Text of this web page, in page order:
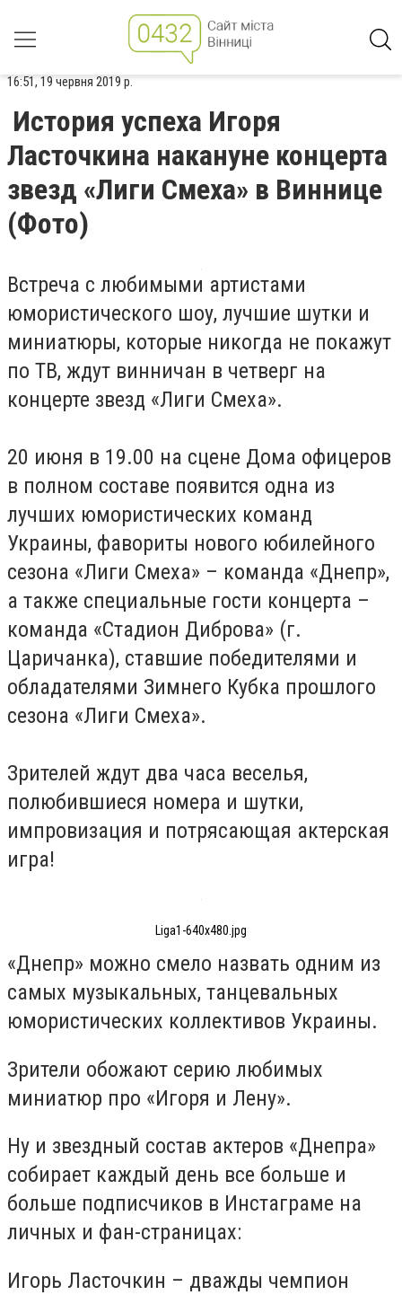
16:51, 19 червня 2019 р.
История успеха Игоря
Ласточкина накануне концерта
звезд «Лиги Смеха» в Виннице
(Фото)
Встреча с любимыми артистами
юмористического шоу, лучшие шутки и
миниатюры, которые никогда не покажут
по ТВ, ждут винничан в четверг на
концерте звезд «Лиги Смеха».
20 июня в 19.00 на сцене Дома офицеров
в полном составе появится одна из
лучших юмористических команд
Украины, фавориты нового юбилейного
сезона «Лиги Смеха» – команда «Днепр»,
а также специальные гости концерта –
команда «Стадион Диброва» (г.
Царичанка), ставшие победителями и
обладателями Зимнего Кубка прошлого
сезона «Лиги Смеха».
Зрителей ждут два часа веселья,
полюбившиеся номера и шутки,
импровизация и потрясающая актерская
игра!
Liga1-640x480.jpg
«Днепр» можно смело назвать одним из
самых музыкальных, танцевальных
юмористических коллективов Украины.
Зрители обожают серию любимых
миниатюр про «Игоря и Лену».
Ну и звездный состав актеров «Днепра»
собирает каждый день все больше и
больше подписчиков в Инстаграме на
личных и фан-страницах:
Игорь Ласточкин – дважды чемпион